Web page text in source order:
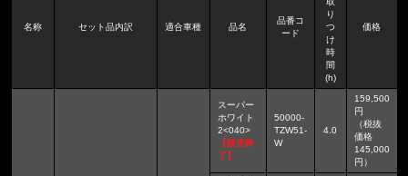
名称 セット品内訳 適合車種 品名
品番コ
ード
り
つ
け
時
間
(h)
価格
スーパー
ホワイト
2<040>
【販売終
了】
50000-
TZW51-
W
4.0
159,500
円
（税抜
価格
145,000
円）